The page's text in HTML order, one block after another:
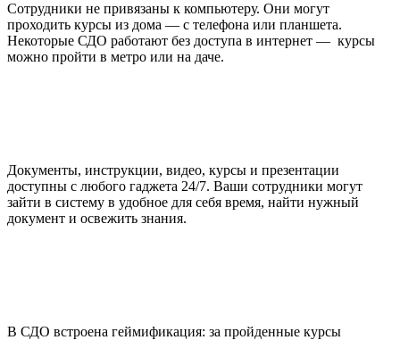
Сотрудники не привязаны к компьютеру. Они могут
проходить курсы из дома — с телефона или планшета.
Некоторые СДО работают без доступа в интернет — курсы
можно пройти в метро или на даче.
Документы, инструкции, видео, курсы и презентации
доступны с любого гаджета 24/7. Ваши сотрудники могут
зайти в систему в удобное для себя время, найти нужный
документ и освежить знания.
В СДО встроена геймификация: за пройденные курсы